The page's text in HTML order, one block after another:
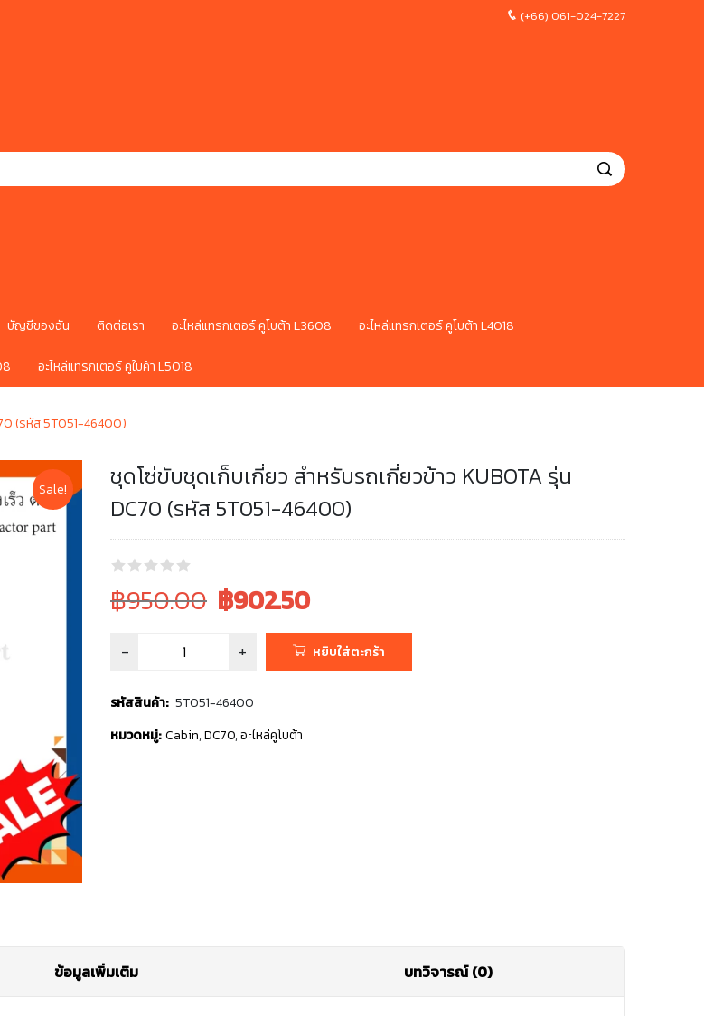
(+66) 061-024-7227
บัญชีของฉัน ติดต่อเรา อะไหล่แทรกเตอร์ คูโบต้า L3608 อะไหล่แทรกเตอร์ คูโบต้า L4018
อะไหล่แทรกเตอร์ คูใบค้า L5018
(รหัส 5T051-46400)
Sale!
ชุดโซ่ขับชุดเก็บเกี่ยว สำหรับรถเกี่ยวข้าว KUBOTA รุ่น
DC70 (รหัส 5T051-46400)
Original
price
was:
฿950.00 Current
฿950.00.
฿902.50
หยิบใส่ตะกร้า
รหัสสินค้า: 5T051-46400
หมวดหมู่: Cabin,DC70,อะไหล่คูโบต้า
ข้อมูลเพิ่มเติม บทวิจารณ์ (0)